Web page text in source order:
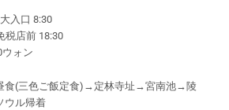
入口 8:30
税店前 18:30
ウォン
食(三色ご飯定食)→定林寺址→宮南池→陵
ウル帰着